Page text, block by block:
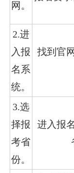
网。
2.进
入报
名系
统。
找到官
3.选
择报
考省
份。
进入报